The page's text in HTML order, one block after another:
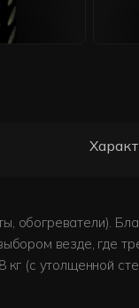
обогреватели).
везде, где
кг (с утолщенной